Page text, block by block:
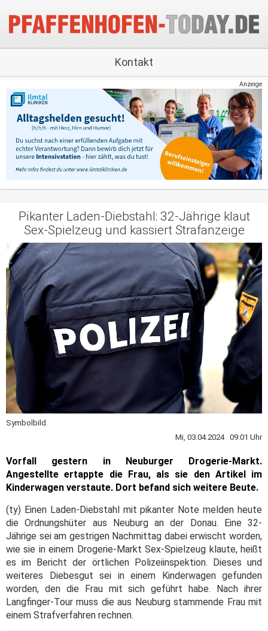
Kontakt
Anzeige
Pikanter Laden-Diebstahl: 32-Jährige klaut
Sex-Spielzeug und kassiert Strafanzeige
Symbolbild.
Mi, 03.04.2024 09:01 Uhr
Vorfall gestern in Neuburger Drogerie-Markt.
Angestellte ertappte die Frau, als sie den Artikel im
Kinderwagen verstaute. Dort befand sich weitere Beute.
(ty) Einen Laden-Diebstahl mit pikanter Note melden heute
die Ordnungshüter aus Neuburg an der Donau. Eine 32-
Jährige sei am gestrigen Nachmittag dabei erwischt worden,
wie sie in einem Drogerie-Markt Sex-Spielzeug klaute, heißt
es im Bericht der örtlichen Polizeiinspektion. Dieses und
weiteres Diebesgut sei in einem Kinderwagen gefunden
worden, den die Frau mit sich geführt habe. Nach ihrer
Langfinger-Tour muss die aus Neuburg stammende Frau mit
einem Strafverfahren rechnen.